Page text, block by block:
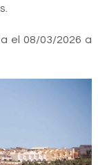
el 08/03/2026 a